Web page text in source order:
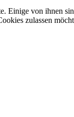
Einige von ihnen
zulassen